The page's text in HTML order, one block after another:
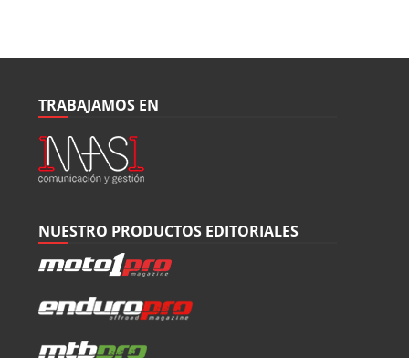
TRABAJAMOS EN
NUESTRO PRODUCTOS EDITORIALES